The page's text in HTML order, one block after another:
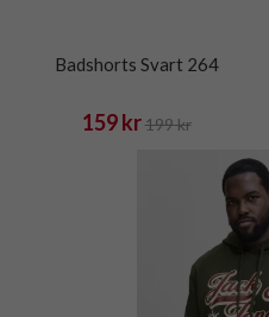
Badshorts Svart 264
159 kr 199 kr